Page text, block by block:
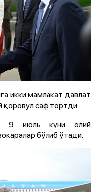
икки мамлакат давлат
қоровул саф тортди.
9 июль куни олий
бўлиб ўтади.